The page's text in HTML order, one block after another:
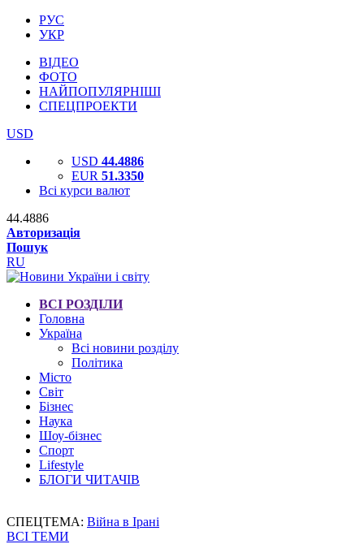
РУС
УКР
ВІДЕО
ФОТО
НАЙПОПУЛЯРНІШІ
СПЕЦПРОЕКТИ
USD
USD 44.4886
EUR 51.3350
Всі курси валют
44.4886
Авторизація
Пошук
RU
ВСІ РОЗДІЛИ
Головна
Україна
Всі новини розділу
Політика
Місто
Світ
Бізнес
Наука
Шоу-бізнес
Спорт
Lifestyle
БЛОГИ ЧИТАЧІВ
СПЕЦТЕМА: Війна в Ірані
ВСІ ТЕМИ